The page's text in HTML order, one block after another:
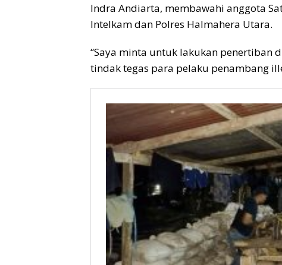
Indra Andiarta, membawahi anggota
Intelkam dan Polres Halmahera Utara.
“Saya minta untuk lakukan penertiban
tindak tegas para pelaku penambang